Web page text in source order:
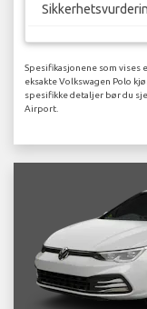
Spesifikasjonene som vises
eksakte Volkswagen Polo
spesifikke detaljer bør du
Airport.